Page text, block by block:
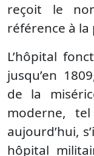
reçoit le
référence à la
L’hôpital
jusqu’en
de la
moderne,
aujourd’hui,
hôpital